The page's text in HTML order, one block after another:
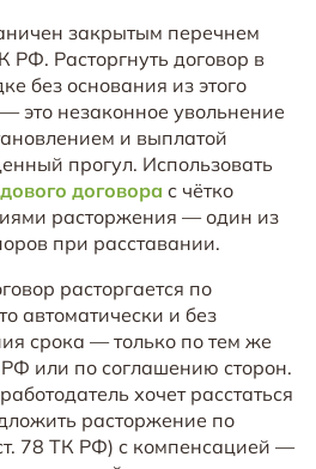
закрытым перечнем
РФ. Расторгнуть договор в
без основания из этого
это незаконное увольнение
и выплатой
прогул. Использовать
договора с чётко
расторжения — один из
при расставании.
расторгается по
автоматически и без
срока — только по тем же
или по соглашению сторон.
хочет расстаться
расторжение по
78 ТК РФ) с компенсацией —